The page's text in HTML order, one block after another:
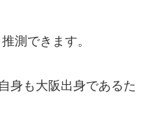
測できます。
身も大阪出身であるた